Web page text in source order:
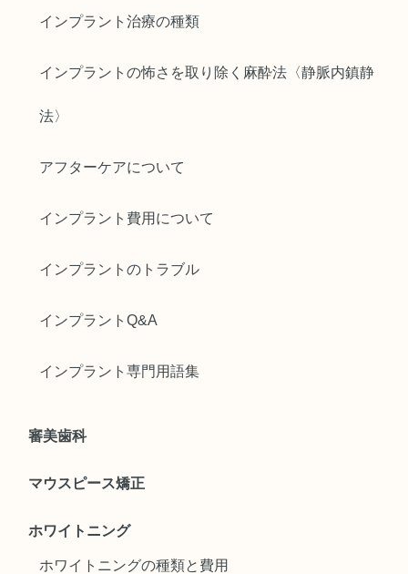
インプラント治療の種類
インプラントの怖さを取り除く麻酔法〈静脈内鎮静
法〉
アフターケアについて
インプラント費用について
インプラントのトラブル
インプラントQ&A
インプラント専門用語集
審美歯科
マウスピース矯正
ホワイトニング
ホワイトニングの種類と費用